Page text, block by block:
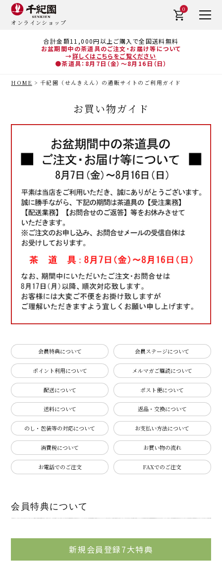
合計金額11,000円以上ご購入で全国送料無料
お盆期間中の茶道具のご注文・お届け等について
→詳しくはこちらをご覧ください
●茶道具：8月7日（金）～8月16日（日）
オンラインショップ
0
HOME 千紀園（せんきえん）の通販サイトのご利用ガイド
お買い物ガイド
会員特典について 会員ステージについて
ポイント利用について メルマガご購読について
配送について ポスト便について
送料について 返品・交換について
のし・包装等の対応について お支払い方法について
消費税について お買い物の流れ
お電話でのご注文 FAXでのご注文
会員特典について
新規会員登録7大特典